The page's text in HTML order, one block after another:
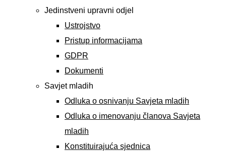
Jedinstveni upravni odjel
Ustrojstvo
Pristup informacijama
GDPR
Dokumenti
Savjet mladih
Odluka o osnivanju Savjeta mladih
Odluka o imenovanju članova Savjeta
mladih
Konstituirajuća sjednica